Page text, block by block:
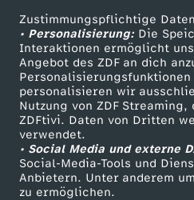
Zustimmungspflichtige
• Personalisierung:Die
Interaktionen ermöglicht
Angebot des ZDF an dich
Personalisierungsfunktionen
personalisieren wir
Nutzung von ZDF Streaming,
ZDFtivi. Daten von Dritten
verwendet.
• Social Media und externe
Social-Media-Tools und
Anbietern. Unter anderem
zu ermöglichen.
Livestreams
Sendungen A-Z
TV-Programm
ZDF Unternehmen
Karriere